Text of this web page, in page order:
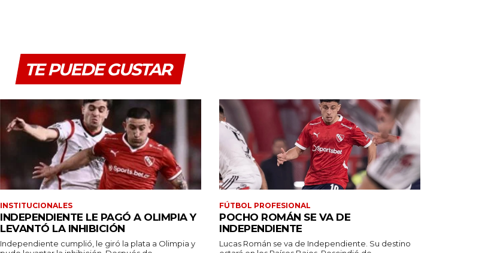
TE PUEDE GUSTAR
INSTITUCIONALES
INDEPENDIENTE LE PAGÓ A OLIMPIA Y
LEVANTÓ LA INHIBICIÓN
Independiente cumplió, le giró la plata a Olimpia y
FÚTBOL PROFESIONAL
POCHO ROMÁN SE VA DE
INDEPENDIENTE
Lucas Román se va de Independiente. Su destino